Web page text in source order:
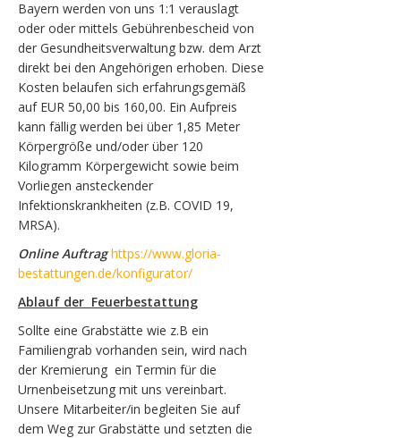
Bayern werden von uns 1:1 verauslagt
oder oder mittels Gebührenbescheid von
der Gesundheitsverwaltung bzw. dem Arzt
direkt bei den Angehörigen erhoben. Diese
Kosten belaufen sich erfahrungsgemäß
auf EUR 50,00 bis 160,00. Ein Aufpreis
kann fällig werden bei über 1,85 Meter
Körpergröße und/oder über 120
Kilogramm Körpergewicht sowie beim
Vorliegen ansteckender
Infektionskrankheiten (z.B. COVID 19,
MRSA).
Online Auftraghttps://www.gloria-
bestattungen.de/konfigurator/
Ablauf der Feuerbestattung
Sollte eine Grabstätte wie z.B ein
Familiengrab vorhanden sein, wird nach
der Kremierung ein Termin für die
Urnenbeisetzung mit uns vereinbart.
Unsere Mitarbeiter/in begleiten Sie auf
dem Weg zur Grabstätte und setzten die